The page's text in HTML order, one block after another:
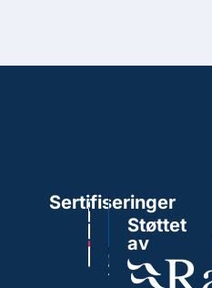
Sertifiseringer
Støttet
av